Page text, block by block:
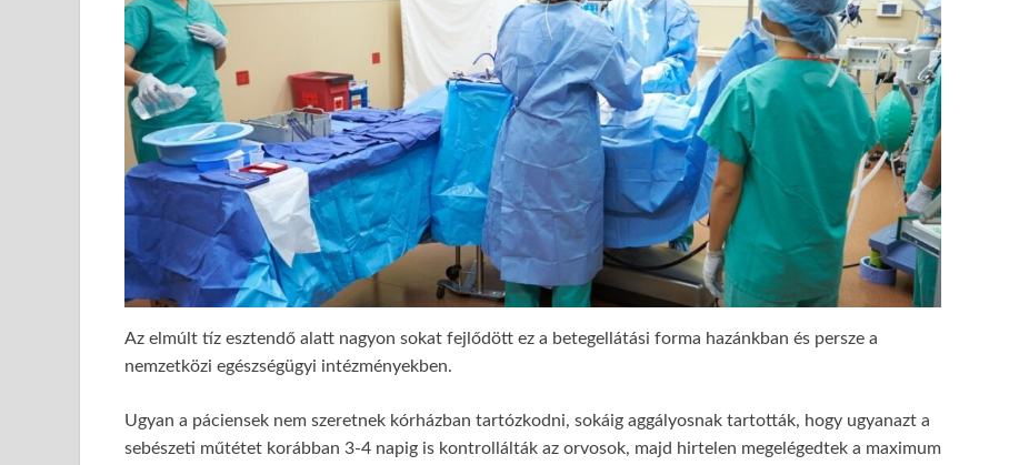
Az elmúlt tíz esztendő alatt nagyon sokat fejlődött ez a betegellátási forma hazánkban és persze a
nemzetközi egészségügyi intézményekben.
Ugyan a páciensek nem szeretnek kórházban tartózkodni, sokáig aggályosnak tartották, hogy ugyanazt a
sebészeti műtétet korábban 3-4 napig is kontrollálták az orvosok, majd hirtelen megelégedtek a maximum